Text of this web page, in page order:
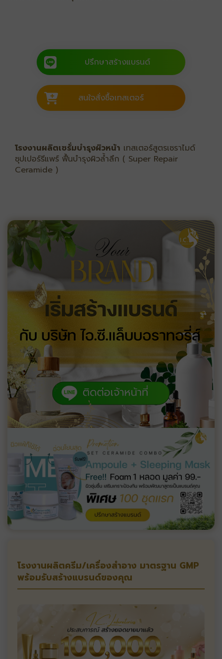
ปรึกษาสร้างแบรนด์
สนใจสั่งซื้อเทสเตอร์
โรงงานผลิตเซรั่มบำรุงผิวหน้า เทสเตอร์สูตรเซราไมด์
ซุปเปอร์รีแพร์ ฟื้นบำรุงผิวล้ำลึก ( Super Repair
Ceramide )
โรงงานผลิตครีม/เครื่องสำอาง มาตรฐาน GMP
พร้อมรับสร้างแบรนด์ของคุณ